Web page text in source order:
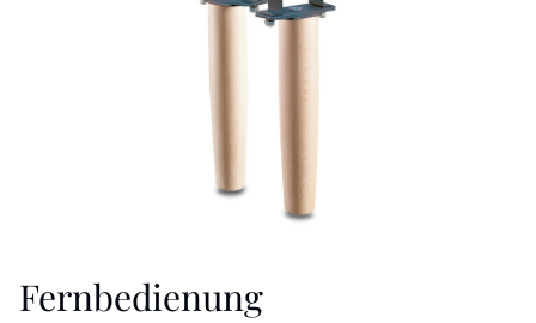
Fernbedienung